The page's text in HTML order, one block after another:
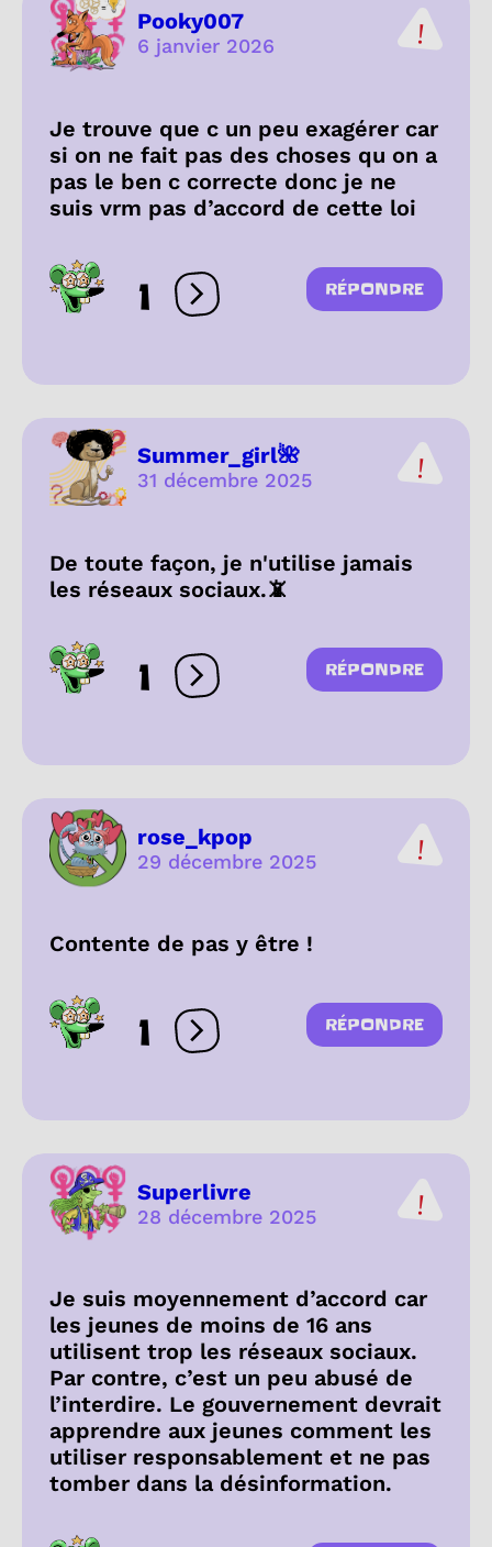
Pooky007
6 janvier 2026
Je trouve que c un peu exagérer car
si on ne fait pas des choses qu on a
pas le ben c correcte donc je ne
suis vrm pas d’accord de cette loi
1 Ouvrir les réactions
RÉPONDRE
Summer_girl🌺
31 décembre 2025
De toute façon, je n'utilise jamais
les réseaux sociaux.📵
1 Ouvrir les réactions
RÉPONDRE
rose_kpop
29 décembre 2025
Contente de pas y être !
1 Ouvrir les réactions
RÉPONDRE
Superlivre
28 décembre 2025
Je suis moyennement d’accord car
les jeunes de moins de 16 ans
utilisent trop les réseaux sociaux.
Par contre, c’est un peu abusé de
l’interdire. Le gouvernement devrait
apprendre aux jeunes comment les
utiliser responsablement et ne pas
tomber dans la désinformation.